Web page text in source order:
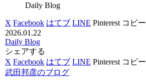
Daily Blog
X Facebook はてブ LINE Pinterest コピー
2026.01.22
Daily Blog
シェアする
X Facebook はてブ LINE Pinterest コピー
武田邦彦のブログ